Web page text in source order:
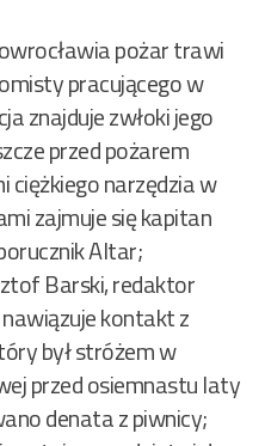
pożar trawi
pracującego w
znajduje zwłoki jego
przed pożarem
ciężkiego narzędzia w
zajmuje się kapitan
Altar;
Barski, redaktor
kontakt z
był stróżem w
przed osiemnastu laty
denata z piwnicy;